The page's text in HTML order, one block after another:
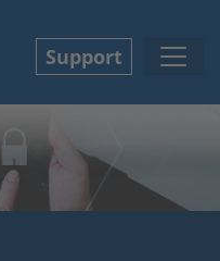
Support